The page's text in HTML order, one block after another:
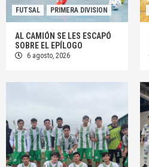
FUTSAL PRIMERA DIVISION
AL CAMIÓN SE LES ESCAPÓ
SOBRE EL EPÍLOGO
6 agosto, 2026